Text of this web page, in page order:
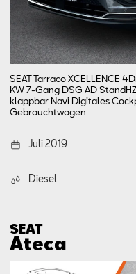
SEAT Tarraco XCELLENCE
KW 7-Gang DSG AD
klappbar Navi Digitales
Gebrauchtwagen
Juli 2019
Diesel
SEAT
Ateca